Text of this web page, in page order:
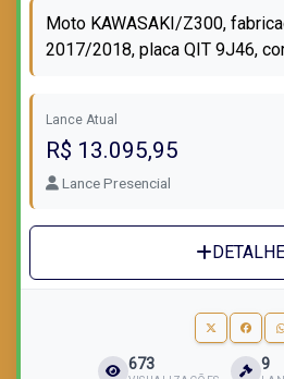
Moto KAWASAKI/Z300,
2017/2018, placa QIT 9J46,
Lance Atual
R$ 13.095,95
Lance Presencial
673 9